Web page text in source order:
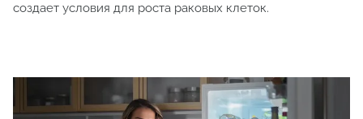
создает условия для роста раковых клеток.